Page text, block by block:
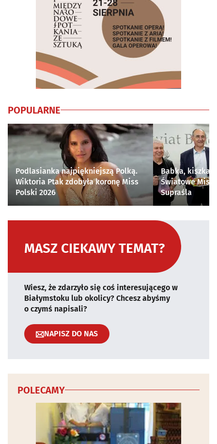
POPULARNE
Podlasianka najpiękniejszą Polką.
Wiktoria Ptak zdobyła koronę Miss
Polski 2026
Babka, kiszka i
Światowe
Supraśla
MASZ CIEKAWY TEMAT?
Wiesz, że zdarzyło się coś interesującego w
Białymstoku lub okolicy? Chcesz abyśmy
o czymś napisali?
NAPISZ DO NAS
POLECAMY